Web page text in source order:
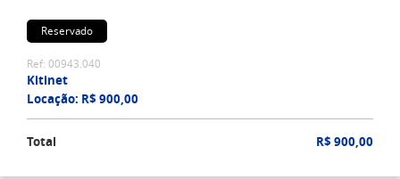
Reservado
Ref: 00943.040
Kitinet
Locação: R$ 900,00
Total R$ 900,00